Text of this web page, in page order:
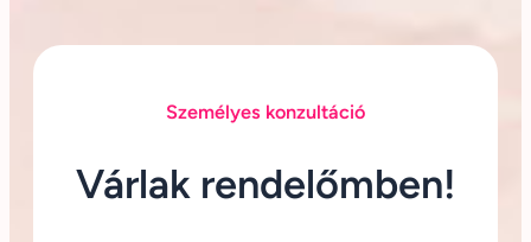
Személyes konzultáció
Várlak rendelőmben!